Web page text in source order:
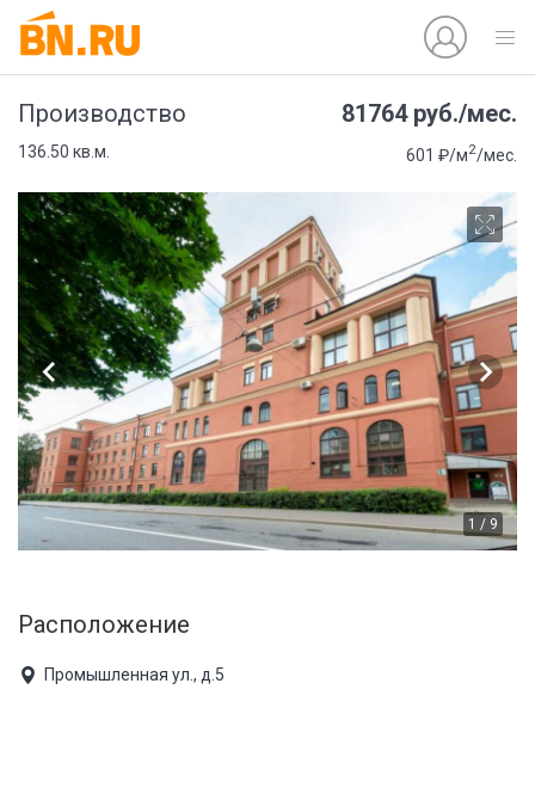
Производство 81764 руб./мес.
136.50 кв.м. 601 ₽/м2/мес.
1 / 9
Расположение
Промышленная ул., д.5